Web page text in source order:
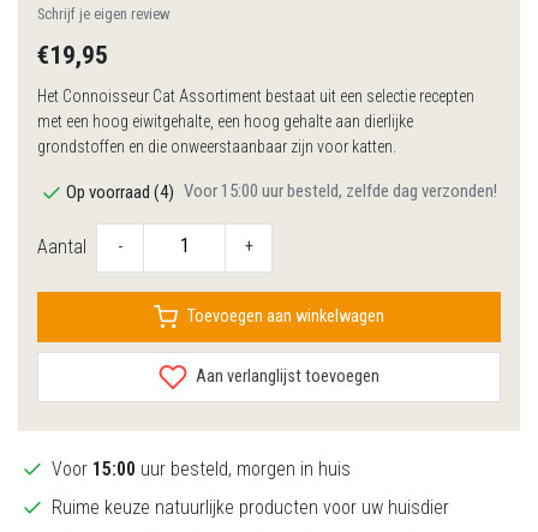
Schrijf je eigen review
€19,95
Het Connoisseur Cat Assortiment bestaat uit een selectie recepten
met een hoog eiwitgehalte, een hoog gehalte aan dierlijke
grondstoffen en die onweerstaanbaar zijn voor katten.
Op voorraad (4) Voor 15:00 uur besteld, zelfde dag verzonden!
Aantal - +
Toevoegen aan winkelwagen
Aan verlanglijst toevoegen
Voor 15:00 uur besteld, morgen in huis
Ruime keuze natuurlijke producten voor uw huisdier